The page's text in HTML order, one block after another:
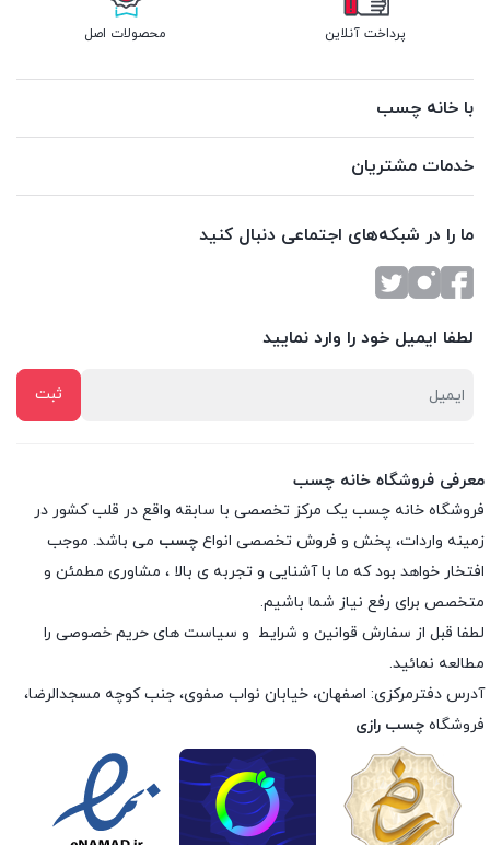
پرداخت آنلاین محصولات اصل
با خانه چسب
خدمات مشتریان
ما را در شبکه‌های اجتماعی دنبال کنید
لطفا ایمیل خود را وارد نمایید
معرفی فروشگاه خانه چسب
فروشگاه خانه چسب یک مرکز تخصصی با سابقه واقع در قلب کشور در
زمینه واردات، پخش و فروش تخصصی انواع چسب می باشد. موجب
افتخار خواهد بود که ما با آشنایی و تجربه ی بالا ، مشاوری مطمئن و
متخصص برای رفع نیاز شما باشیم.
لطفا قبل از سفارش قوانین و شرایط و سیاست های حریم خصوصی را
مطالعه نمائید.
آدرس دفترمرکزی: اصفهان، خیابان نواب صفوی، جنب کوچه مسجدالرضا،
فروشگاه چسب رازی